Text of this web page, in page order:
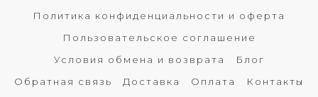
Политика конфиденциальности и оферта
Пользовательское соглашение
Условия обмена и возврата
Блог
Обратная связь
Доставка Оплата
Контакты